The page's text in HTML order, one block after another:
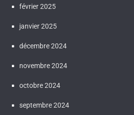
février 2025
janvier 2025
décembre 2024
novembre 2024
octobre 2024
septembre 2024